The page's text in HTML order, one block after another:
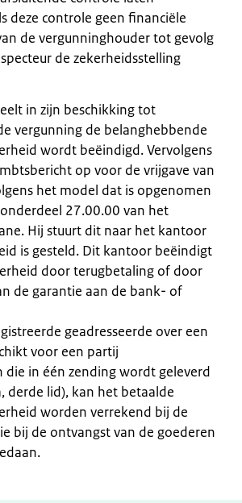
deze controle geen financiële
de vergunninghouder tot gevolg
de zekerheidsstelling
in zijn beschikking tot
vergunning de belanghebbende
wordt beëindigd. Vervolgens
op voor de vrijgave van
het model dat is opgenomen
27.00.00 van het
Hij stuurt dit naar het kantoor
is gesteld. Dit kantoor beëindigt
door terugbetaling of door
de garantie aan de bank- of
geadresseerde over een
voor een partij
die in één zending wordt geleverd
derde lid), kan het betaalde
worden verrekend bij de
bij de ontvangst van de goederen